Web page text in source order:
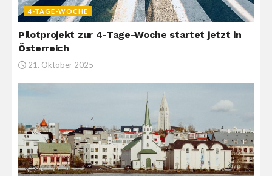
4-TAGE-WOCHE
Pilotprojekt zur 4-Tage-Woche startet jetzt in
Österreich
21. Oktober 2025